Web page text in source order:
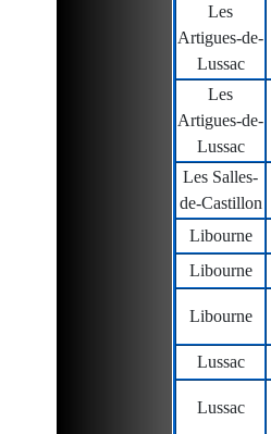
Les
Artigues-de-
Lussac
Les
Artigues-de-
Lussac
Les Salles-
de-Castillon
Libourne
Libourne
Libourne
Lussac
Lussac